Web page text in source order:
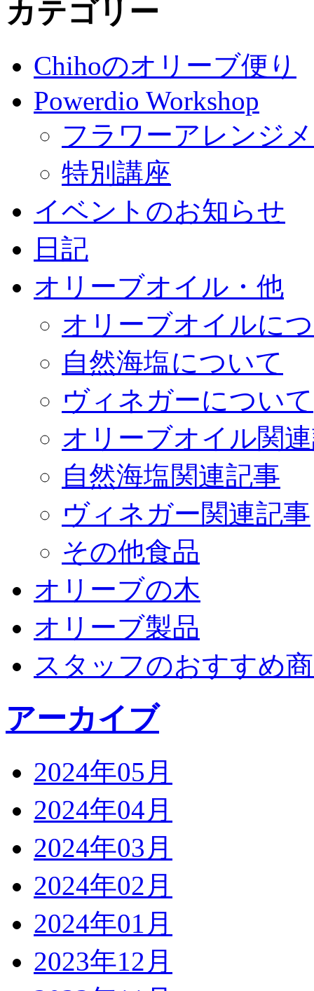
カテゴリー
Chihoのオリーブ便り
Powerdio Workshop
フラワーアレンジ
特別講座
イベントのお知らせ
日記
オリーブオイル・他
オリーブオイルに
自然海塩について
ヴィネガーについて
オリーブオイル関
自然海塩関連記事
ヴィネガー関連記事
その他食品
オリーブの木
オリーブ製品
スタッフのおすすめ
アーカイブ
2024年05月
2024年04月
2024年03月
2024年02月
2024年01月
2023年12月